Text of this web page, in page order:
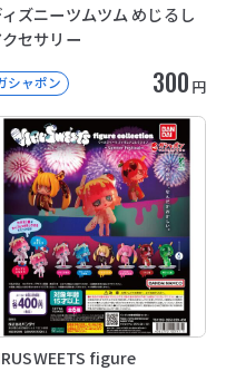
ズニーツムツム めじるし
セサリー
シャポン 300 円
figure